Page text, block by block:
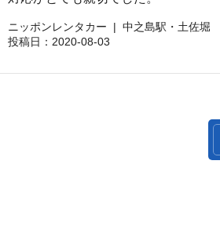
ニッポンレンタカー | 中之島駅・土佐堀
投稿日：2020-08-03